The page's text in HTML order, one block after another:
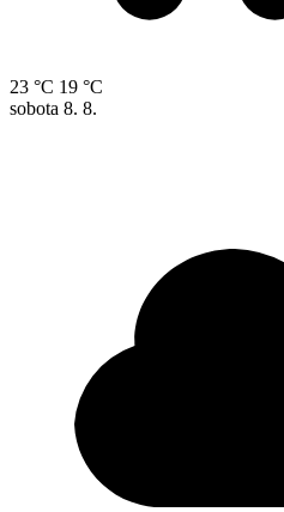
23 °C 19 °C
sobota 8. 8.